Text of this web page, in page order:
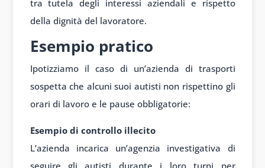
tra tutela degli interessi aziendali e rispetto
della dignità del lavoratore.
Esempio pratico
Ipotizziamo il caso di un’azienda di trasporti
sospetta che alcuni suoi autisti non rispettino gli
orari di lavoro e le pause obbligatorie:
Esempio di controllo illecito
L’azienda incarica un’agenzia investigativa di